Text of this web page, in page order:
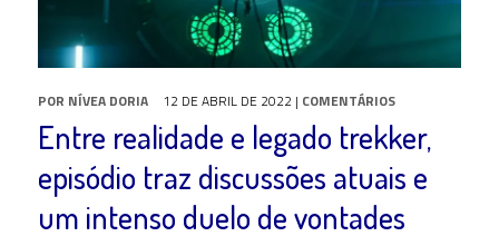
POR NÍVEA DORIA 12 DE ABRIL DE 2022 | COMENTÁRIOS
Entre realidade e legado trekker,
episódio traz discussões atuais e
um intenso duelo de vontades